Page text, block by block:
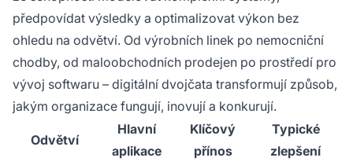
předpovídat výsledky a optimalizovat výkon bez
ohledu na odvětví. Od výrobních linek po nemocniční
chodby, od maloobchodních prodejen po prostředí pro
vývoj softwaru – digitální dvojčata transformují způsob,
jakým organizace fungují, inovují a konkurují.
Odvětví
Hlavní
aplikace
Klíčový
přínos
Typické
zlepšení